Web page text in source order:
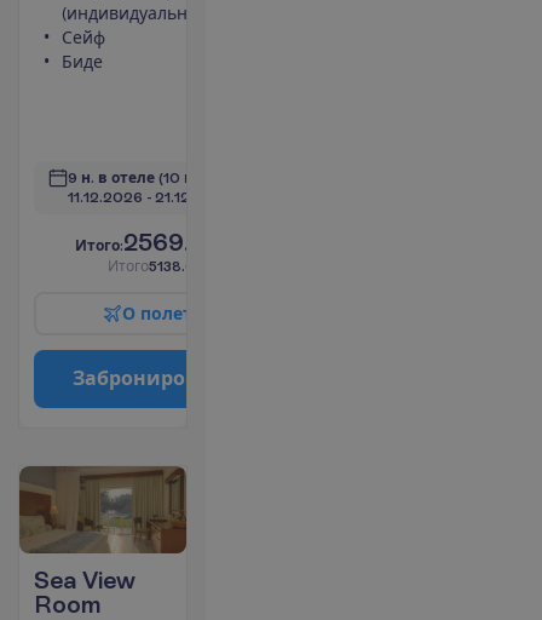
(индивидуальный)
Сейф
Биде
9 н. в отеле (10 н. всего)
11.12.2026 - 21.12.2026
И того:2569.00
Итого5138.00
О полет
Заброниро
Sea View
Room